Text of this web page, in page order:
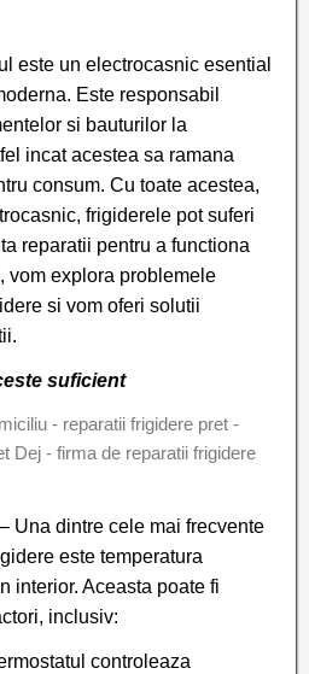
este un electrocasnic esential
Este responsabil
si bauturilor la
incat acestea sa ramana
consum. Cu toate acestea,
frigiderele pot suferi
reparatii pentru a functiona
vom explora problemele
si vom oferi solutii
suficient
Una dintre cele mai frecvente
este temperatura
interior. Aceasta poate fi
inclusiv:
controleaza